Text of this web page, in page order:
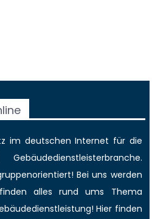
im deutschen Internet für die
Bei uns werden
alles rund ums Thema
Hier finden